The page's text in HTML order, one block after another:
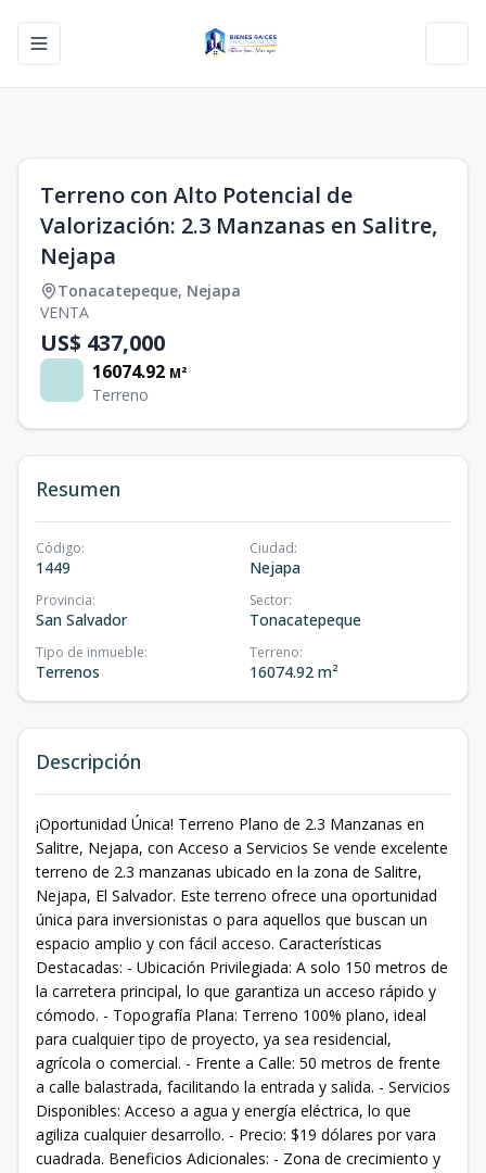
Toggle navigation menu
Terreno con Alto Potencial de
Valorización: 2.3 Manzanas en Salitre,
Nejapa
Tonacatepeque, Nejapa
VENTA
US$ 437,000
16074.92 M²
Terreno
Resumen
Código:
1449
Ciudad:
Nejapa
Provincia:
San Salvador
Sector:
Tonacatepeque
Tipo de inmueble:
Terrenos
Terreno:
16074.92 m²
Descripción
¡Oportunidad Única! Terreno Plano de 2.3 Manzanas en
Salitre, Nejapa, con Acceso a Servicios Se vende excelente
terreno de 2.3 manzanas ubicado en la zona de Salitre,
Nejapa, El Salvador. Este terreno ofrece una oportunidad
única para inversionistas o para aquellos que buscan un
espacio amplio y con fácil acceso. Características
Destacadas: - Ubicación Privilegiada: A solo 150 metros de
la carretera principal, lo que garantiza un acceso rápido y
cómodo. - Topografía Plana: Terreno 100% plano, ideal
para cualquier tipo de proyecto, ya sea residencial,
agrícola o comercial. - Frente a Calle: 50 metros de frente
a calle balastrada, facilitando la entrada y salida. - Servicios
Disponibles: Acceso a agua y energía eléctrica, lo que
agiliza cualquier desarrollo. - Precio: $19 dólares por vara
cuadrada. Beneficios Adicionales: - Zona de crecimiento y